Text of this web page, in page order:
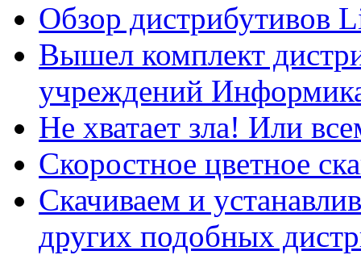
Обзор дистрибутивов
Вышел комплект
учреждений
Не хватает зла! Или
Скоростное цветное
Скачиваем и
других подобных